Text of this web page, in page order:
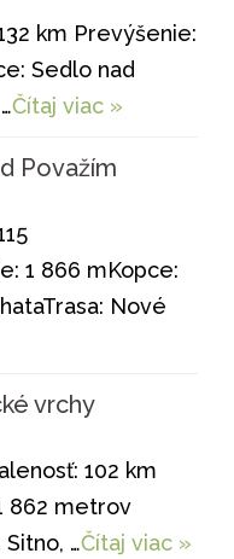
km Prevýšenie:
Sedlo nad
Čítaj viac »
Považím
1 866 mKopce:
Nové
vrchy
102 km
862 metrov
…Čítaj viac »